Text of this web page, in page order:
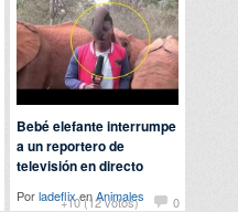
+10 (12 votos) 0
Bebé elefante interrumpe
a un reportero de
televisión en directo
PorladeflixenAnimales